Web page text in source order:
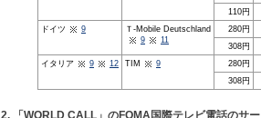
110円
ドイツ
9
Ｔ-Mobile Deutschland
9
11
280円
308円
イタリア
9 12 TIM 9
280円
308円
2. 「WORLD CALL」のFOMA国際テレビ電話のサ